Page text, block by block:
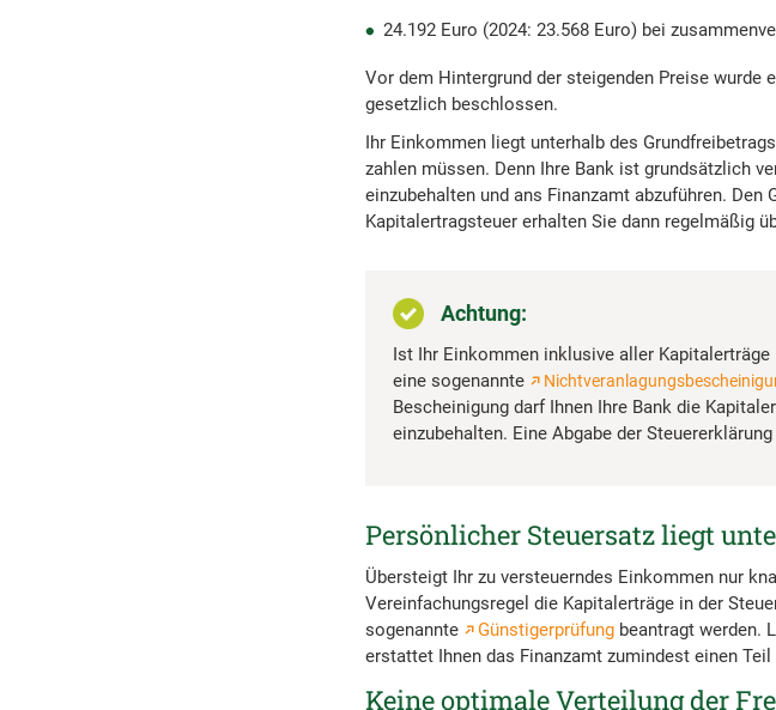
24.192 Euro (2024: 23.568 Euro) bei
Vor dem Hintergrund der steigenden Preise wurde
gesetzlich beschlossen.
Ihr Einkommen liegt unterhalb des
zahlen müssen. Denn Ihre Bank ist grundsätzlich
einzubehalten und ans Finanzamt abzuführen.
Kapitalertragsteuer erhalten Sie dann regelmäßig
Achtung:
Ist Ihr Einkommen inklusive aller
eine sogenannte
Bescheinigung darf Ihnen Ihre Bank die
einzubehalten. Eine Abgabe der
Persönlicher Steuersatz liegt
Übersteigt Ihr zu versteuerndes Einkommen nur
Vereinfachungsregel die Kapitalerträge in der
sogenannte
Günstigerprüfungbeantragt werden.
erstattet Ihnen das Finanzamt zumindest einen
Keine optimale Verteilung der